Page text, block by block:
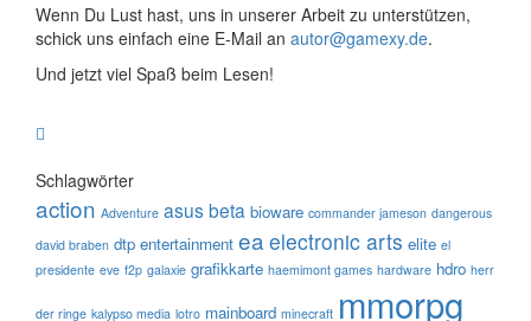
Wenn Du Lust hast, uns in unserer Arbeit zu unterstützen,
schick uns einfach eine E-Mail an autor@gamexy.de.
Und jetzt viel Spaß beim Lesen!
Schlagwörter
action Adventure asus beta bioware commander jameson dangerous
david braben dtp entertainment ea electronic arts elite el
presidente eve f2p galaxie grafikkarte haemimont games hardware hdro herr
der ringe kalypso media lotro mainboard minecraft mmorpg